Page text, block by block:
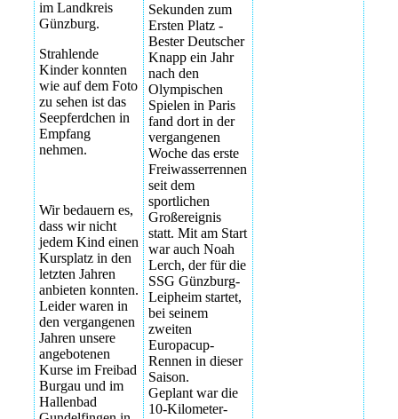
im Landkreis
Günzburg.
Strahlende
Kinder konnten
wie auf dem Foto
zu sehen ist das
Seepferdchen in
Empfang
nehmen.
Wir bedauern es,
dass wir nicht
jedem Kind einen
Kursplatz in den
letzten Jahren
anbieten konnten.
Leider waren in
den vergangenen
Jahren unsere
angebotenen
Kurse im Freibad
Burgau und im
Hallenbad
Sekunden zum
Ersten Platz -
Bester Deutscher
Knapp ein Jahr
nach den
Olympischen
Spielen in Paris
fand dort in der
vergangenen
Woche das erste
Freiwasserrennen
seit dem
sportlichen
Großereignis
statt. Mit am Start
war auch Noah
Lerch, der für die
SSG Günzburg-
Leipheim startet,
bei seinem
zweiten
Europacup-
Rennen in dieser
Saison.
Geplant war die
10-Kilometer-